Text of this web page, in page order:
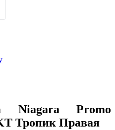
Niagara Promo
Тропик Правая